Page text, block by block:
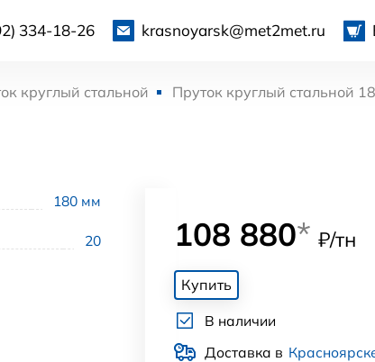
334-18-26 krasnoyarsk@met2met.ru
круглый стальной Пруток круглый стальной
180 мм
20 108 880* ₽/тн
Купить
В наличии
Доставка в